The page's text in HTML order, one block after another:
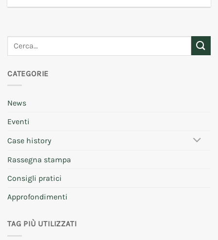
CATEGORIE
News
Eventi
Case history
Rassegna stampa
Consigli pratici
Approfondimenti
TAG PIÙ UTILIZZATI